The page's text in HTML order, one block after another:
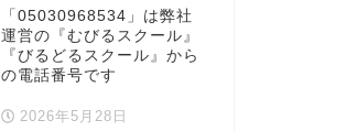
「05030968534」は弊社
運営の『むびるスクール』
『びるどるスクール』から
の電話番号です
2026年5月28日